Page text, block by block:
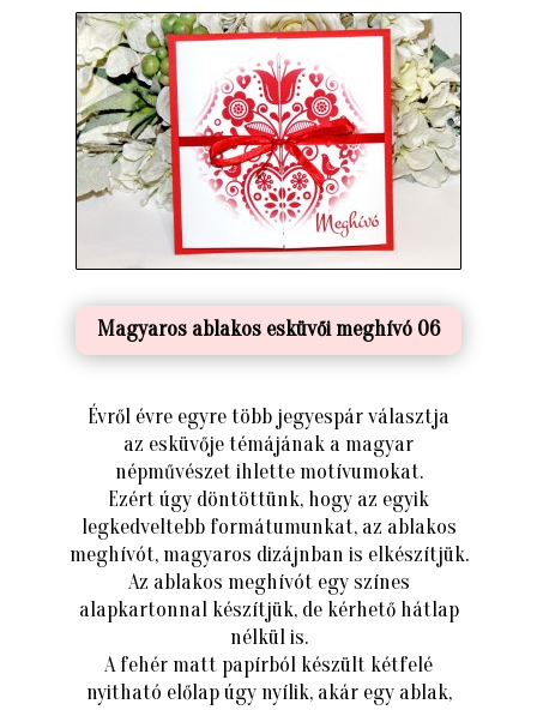
Magyaros ablakos esküvői meghívó 06
Évről évre egyre több jegyespár választja
az esküvője témájának a magyar
népművészet ihlette motívumokat.
Ezért úgy döntöttünk, hogy az egyik
legkedveltebb formátumunkat, az ablakos
meghívót, magyaros dizájnban is elkészítjük.
Az ablakos meghívót egy színes
alapkartonnal készítjük, de kérhető hátlap
nélkül is.
A fehér matt papírból készült kétfelé
nyitható előlap úgy nyílik, akár egy ablak,